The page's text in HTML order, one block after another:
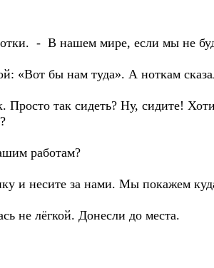
- В нашем мире, если мы не
«Вот бы нам туда». А ноткам
так сидеть? Ну, сидите!
работам?
и несите за нами. Мы покажем
не лёгкой. Донесли до места.